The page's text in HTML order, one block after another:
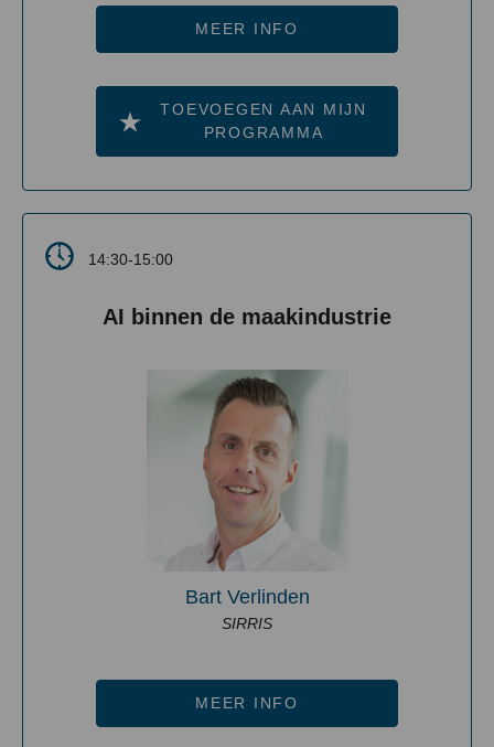
MEER INFO
TOEVOEGEN AAN MIJN
PROGRAMMA
14:30-15:00
AI binnen de maakindustrie
Bart Verlinden
SIRRIS
MEER INFO